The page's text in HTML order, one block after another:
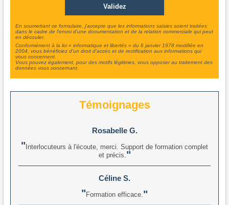
En soumettant ce formulaire, j'accepte que les informations saisies soient traitées
dans le cadre de l'envoi d'une documentation et de la relation commerciale qui peut
en découler.
Conformément à la loi « informatique et libertés » du 6 janvier 1978 modifiée en
2004, vous bénéficiez d'un droit d'accès et de rectification aux informations qui
vous concernent.
Vous pouvez également, pour des motifs légitimes, vous opposer au traitement des
données vous concernant.
Témoignages
Rosabelle G.
Interlocuteurs à l'écoute, merci. Support de formation complet
et précis.
Céline S.
Formation efficace.